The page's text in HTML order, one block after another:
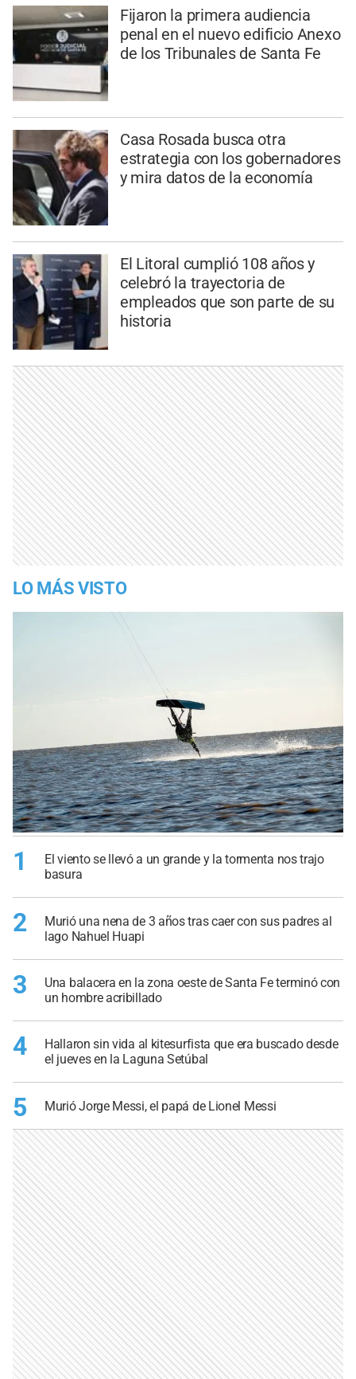
Fijaron la primera audiencia
penal en el nuevo edificio Anexo
de los Tribunales de Santa Fe
Casa Rosada busca otra
estrategia con los gobernadores
y mira datos de la economía
El Litoral cumplió 108 años y
celebró la trayectoria de
empleados que son parte de su
historia
LO MÁS VISTO
1
El viento se llevó a un grande y la tormenta nos trajo
basura
2
Murió una nena de 3 años tras caer con sus padres al
lago Nahuel Huapi
3
Una balacera en la zona oeste de Santa Fe terminó con
un hombre acribillado
4
Hallaron sin vida al kitesurfista que era buscado desde
el jueves en la Laguna Setúbal
5 Murió Jorge Messi, el papá de Lionel Messi